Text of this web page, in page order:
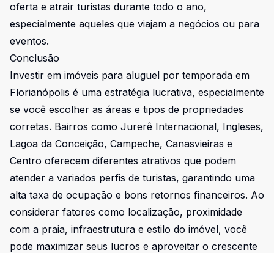
oferta e atrair turistas durante todo o ano,
especialmente aqueles que viajam a negócios ou para
eventos.
Conclusão
Investir em imóveis para aluguel por temporada em
Florianópolis é uma estratégia lucrativa, especialmente
se você escolher as áreas e tipos de propriedades
corretas. Bairros como Jurerê Internacional, Ingleses,
Lagoa da Conceição, Campeche, Canasvieiras e
Centro oferecem diferentes atrativos que podem
atender a variados perfis de turistas, garantindo uma
alta taxa de ocupação e bons retornos financeiros. Ao
considerar fatores como localização, proximidade
com a praia, infraestrutura e estilo do imóvel, você
pode maximizar seus lucros e aproveitar o crescente